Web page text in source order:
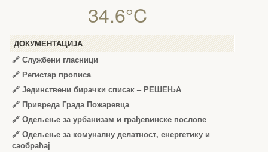
34.6°C
ДОКУМЕНТАЦИЈА
🔗 Службени гласници
🔗 Регистар прописа
🔗 Јединствени бирачки списак – РЕШЕЊА
🔗 Привреда Града Пожаревца
🔗 Одељење за урбанизам и грађевинске послове
🔗 Одељење за комуналну делатност, енергетику и
саобраћај